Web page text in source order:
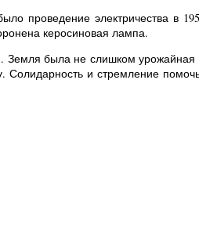
проведение электричества в
керосиновая лампа.
Земля была не слишком
Солидарность и стремление